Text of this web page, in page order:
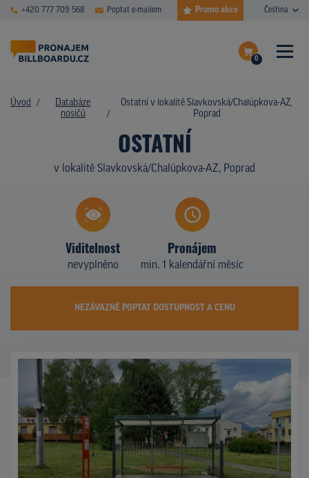
+420 777 709 568 Poptat e-mailem Promo akce Čeština
0
Dokončit poptávku
Zobrazit nosiče na mapě
ČASTÉ DOTAZY
DATABÁZE NOSIČŮ
PLOCHY V AKCI
TYPY NOSIČŮ
Z PRAXE
PROMO AKCE
Úvod
Databáze
nosičů
Ostatní v lokalitě Slavkovská/Chalúpkova-AZ,
Poprad
OSTATNÍ
v lokalitě Slavkovská/Chalúpkova-AZ, Poprad
Viditelnost
nevyplněno
Pronájem
min. 1 kalendářní měsíc
NEZÁVAZNĚ POPTAT DOSTUPNOST A CENU